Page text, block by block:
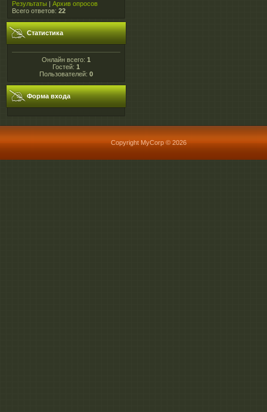
Результаты | Архив опросов
Всего ответов: 22
Статистика
Онлайн всего: 1
Гостей: 1
Пользователей: 0
Форма входа
Copyright MyCorp © 2026